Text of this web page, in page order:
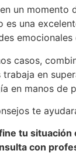
un momento
es una
casos,
trabaja en
en manos de
te
tu situación
con